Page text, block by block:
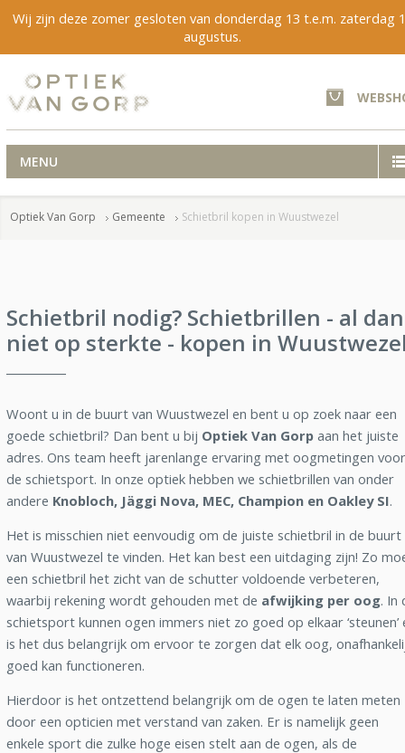
Wij zijn deze zomer gesloten van donderdag 13 t.e.m. zaterdag
augustus.
MENU
Optiek Van Gorp Gemeente Schietbril kopen in Wuustwezel
Schietbril nodig? Schietbrillen - al dan
niet op sterkte - kopen in
Woont u in de buurt van Wuustwezel en bent u op zoek naar een
goede schietbril? Dan bent u bij Optiek Van Gorp aan het juiste
adres. Ons team heeft jarenlange ervaring met oogmetingen voor
de schietsport. In onze optiek hebben we schietbrillen van onder
andere Knobloch, Jäggi Nova, MEC, Champion en Oakley SI.
Het is misschien niet eenvoudig om de juiste schietbril in de buurt
van Wuustwezel te vinden. Het kan best een uitdaging zijn! Zo
een schietbril het zicht van de schutter voldoende verbeteren,
waarbij rekening wordt gehouden met de afwijking per oog. In
schietsport kunnen ogen immers niet zo goed op elkaar ‘steunen’
is het dus belangrijk om ervoor te zorgen dat elk oog,
goed kan functioneren.
Hierdoor is het ontzettend belangrijk om de ogen te laten meten
door een opticien met verstand van zaken. Er is namelijk geen
enkele sport die zulke hoge eisen stelt aan de ogen, als de